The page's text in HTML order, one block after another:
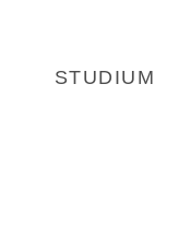
STUDIUM